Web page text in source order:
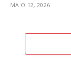
MAIO 12, 2026